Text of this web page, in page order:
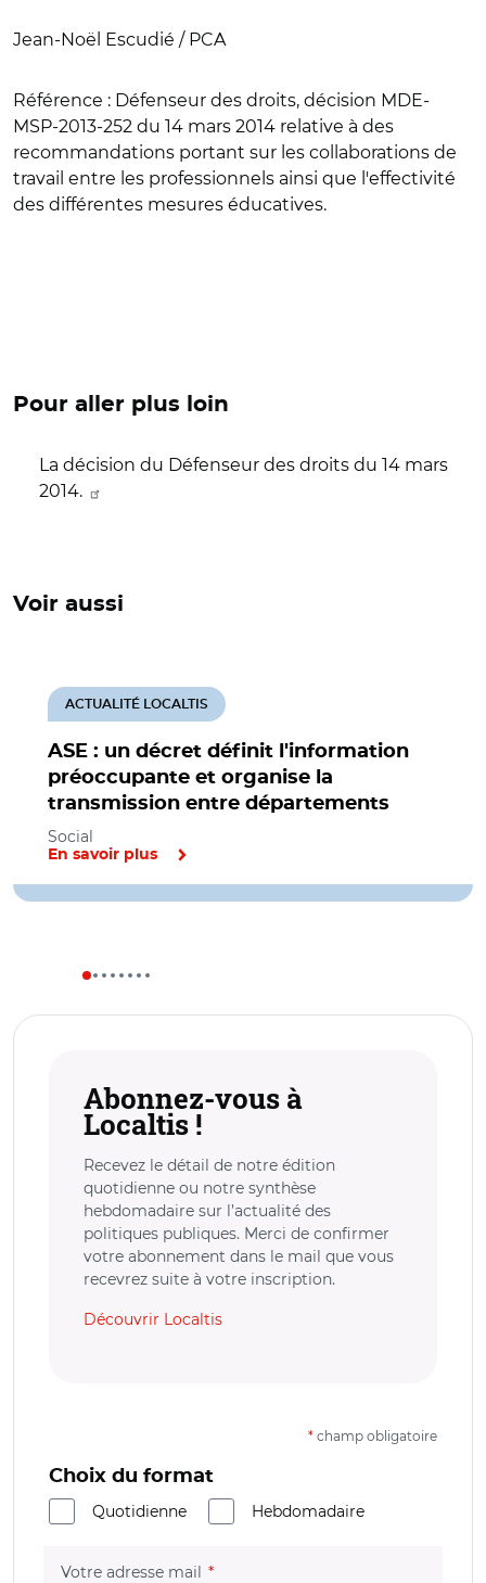
Jean-Noël Escudié / PCA
Référence : Défenseur des droits, décision MDE-
MSP-2013-252 du 14 mars 2014 relative à des
recommandations portant sur les collaborations de
travail entre les professionnels ainsi que l'effectivité
des différentes mesures éducatives.
Pour aller plus loin
La décision du Défenseur des droits du 14 mars
2014.
Voir aussi
ASE : un décret définit l'information
préoccupante et organise la
transmission entre départements
ACTUALITÉ LOCALTIS
Social
En savoir plus
Abonnez-vous à
Localtis !
Recevez le détail de notre édition
quotidienne ou notre synthèse
hebdomadaire sur l’actualité des
politiques publiques. Merci de confirmer
votre abonnement dans le mail que vous
recevrez suite à votre inscription.
Découvrir Localtis
* champ obligatoire
Choix du format
Quotidienne
Hebdomadaire
Votre adresse mail (champ obligatoire)